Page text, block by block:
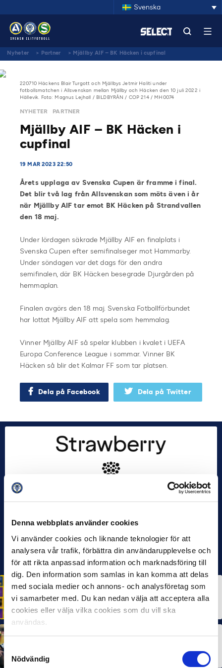
Denna webbplats använder cookies
Vi använder cookies och liknande teknologier för att
analysera vår trafik, förbättra din användarupplevelse och
för att rikta anpassad information och marknadsföring till
dig. Den information som samlas in kan komma att delas
med sociala medier och annons- och analysföretag som
vi samarbeter med. Du kan nedan välja att acceptera alla
cookies eller välja vilka cookies som du vill ska
användas.
Samtyckesval
Nödvändig
Svenska
Nyheter > Partner > Mjällby AIF – BK Häcken i cupfinal
220710 Häckens Blair Turgott och Mjällbys Jetmir Haliti under
fotbollsmatchen i Allsvenskan mellan Mjällby och Häcken den 10 juli 2022 i
Hällevik. Foto: Magnus Lejhall / BILDBYRÅN / COP 214 / MH0074
NYHETER PARTNER
Mjällby AIF – BK Häcken i
cupfinal
19 MAR 2023 22:50
Årets upplaga av Svenska Cupen är framme i final.
Det blir två lag från Allsvenskan som möts även i år
när Mjällby AIF tar emot BK Häcken på Strandvallen
den 18 maj.
Under lördagen säkrade Mjällby AIF en finalplats i
Svenska Cupen efter semifinalseger mot Hammarby.
Under söndagen var det dags för den andra
semifinalen, där BK Häcken besegrade Djurgården på
hemmaplan.
Finalen avgörs den 18 maj. Svenska Fotbollförbundet
har lottat Mjällby AIF att spela som hemmalag.
Vinner Mjällby AIF så spelar klubben i kvalet i UEFA
Europa Conference League i sommar. Vinner BK
Häcken så blir det Kalmar FF som tar platsen.
Dela på Facebook Dela på Twitter
HÅLLBARHET
rapport om Sveriges starkaste folkrörelse och
samhällskraft
22 JUN 2026
MÅNADENS SPELARE MÅNADENS TRÄNARE